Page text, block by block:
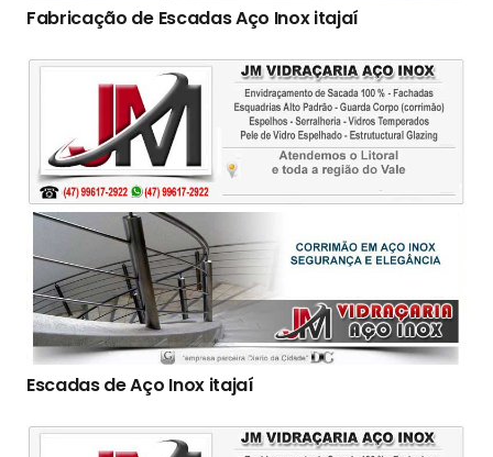
Fabricação de Escadas Aço Inox itajaí
Escadas de Aço Inox itajaí